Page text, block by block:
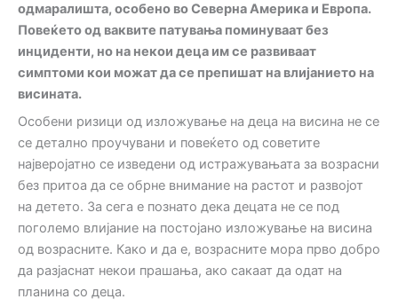
одмаралишта, особено во Северна Америка и Европа.
Повеќето од ваквите патувања поминуваат без
инциденти, но на некои деца им се развиваат
симптоми кои можат да се препишат на влијанието на
висината.
Особени ризици од изложување на деца на висина не се
се детално проучувани и повеќето од советите
најверојатно се изведени од истражувањата за возрасни
без притоа да се обрне внимание на растот и развојот
на детето. За сега е познато дека децата не се под
поголемо влијание на постојано изложување на висина
од возрасните. Како и да е, возрасните мора прво добро
да разјаснат некои прашања, ако сакаат да одат на
планина со деца.